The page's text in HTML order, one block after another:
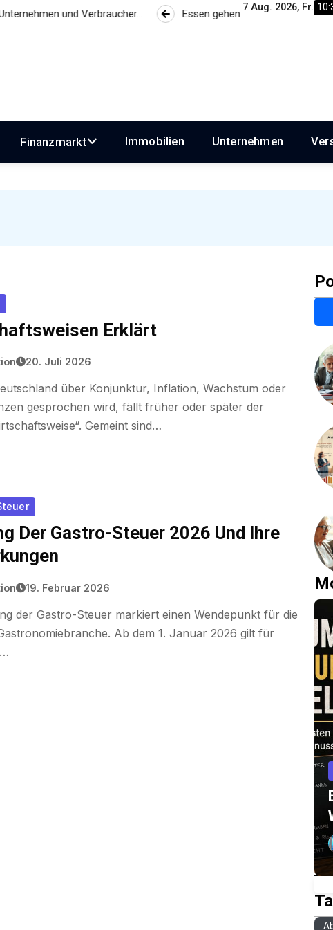
Verbraucher… Essen gehen wird zum Luxus? Wie
7 Aug. 2026, Fr.
Finanzmarkt Immobilien Unternehmen
Erklärt
20. Juli 2026
über Konjunktur, Inflation, Wachstum oder
gesprochen wird, fällt früher oder später der
Gemeint sind…
Der Gastro-Steuer 2026 Und Ihre
19. Februar 2026
der Gastro-Steuer markiert einen Wendepunkt für die
Ab dem 1. Januar 2026 gilt für